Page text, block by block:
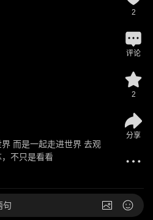
而是一起走进世界 去观
不只是看看
2
评论
2
分享
句